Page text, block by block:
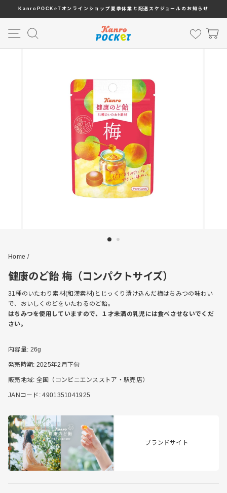
KanroPOCKeTオンラインショップ夏季休業と配送スケジュールのお知らせ
ナビゲーション お気
Home /
健康のど飴 梅（コンパクトサイズ）
31種のいたわり素材(和漢素材)とじっくり漬け込んだ梅はちみつの味わい
で、おいしくのどをいたわるのど飴。
はちみつを使用していますので、１才未満の乳児には食べさせないでくだ
さい。
内容量: 26g
発売時期: 2025年2月下旬
販売地域: 全国（コンビニエンスストア・駅売店）
JANコード : 4901351041925
ブランドサイト